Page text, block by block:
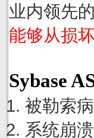
业内领先
能够从损
Sybase
被勒索
系统崩